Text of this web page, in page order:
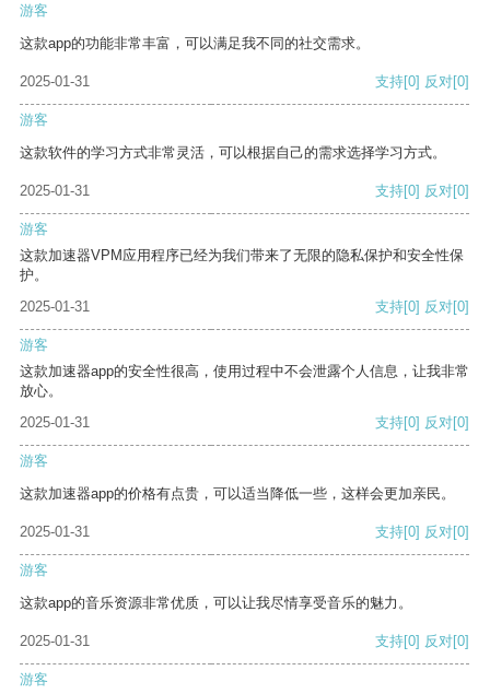
游客
这款app的功能非常丰富，可以满足我不同的社交需求。
2025-01-31 支持[0] 反对[0]
游客
这款软件的学习方式非常灵活，可以根据自己的需求选择学习方式。
2025-01-31 支持[0] 反对[0]
游客
这款加速器VPM应用程序已经为我们带来了无限的隐私保护和安全性保
护。
2025-01-31
支持[0] 反对[0]
游客
这款加速器app的安全性很高，使用过程中不会泄露个人信息，让我非常
放心。
2025-01-31
支持[0] 反对[0]
游客
这款加速器app的价格有点贵，可以适当降低一些，这样会更加亲民。
2025-01-31 支持[0] 反对[0]
游客
这款app的音乐资源非常优质，可以让我尽情享受音乐的魅力。
2025-01-31 支持[0] 反对[0]
游客